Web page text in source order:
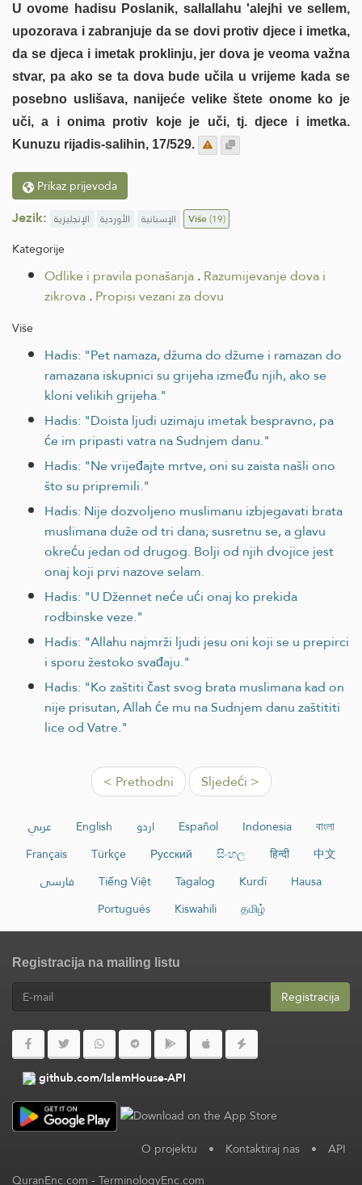
U ovome hadisu Poslanik, sallallahu 'alejhi ve sellem,
upozorava i zabranjuje da se dovi protiv djece i imetka,
da se djeca i imetak proklinju, jer dova je veoma važna
stvar, pa ako se ta dova bude učila u vrijeme kada se
posebno uslišava, nanijeće velike štete onome ko je
uči, a i onima protiv koje je uči, tj. djece i imetka.
Kunuzu rijadis-salihin, 17/529.
Prikaz prijevoda
Jezik: الإنجليزية الأوردية الإسبانية Više(19)
Kategorije
Odlike i pravila ponašanja.Razumijevanje dova i
zikrova.Propisi vezani za dovu
Više
Hadis: "Pet namaza, džuma do džume i ramazan do
ramazana iskupnici su grijeha između njih, ako se
kloni velikih grijeha."
Hadis: "Doista ljudi uzimaju imetak bespravno, pa
će im pripasti vatra na Sudnjem danu."
Hadis: "Ne vrijeđajte mrtve, oni su zaista našli ono
što su pripremili."
Hadis: Nije dozvoljeno muslimanu izbjegavati brata
muslimana duže od tri dana; susretnu se, a glavu
okreću jedan od drugog. Bolji od njih dvojice jest
onaj koji prvi nazove selam.
Hadis: "U Džennet neće ući onaj ko prekida
rodbinske veze."
Hadis: "Allahu najmrži ljudi jesu oni koji se u prepirci
i sporu žestoko svađaju."
Hadis: "Ko zaštiti čast svog brata muslimana kad on
nije prisutan, Allah će mu na Sudnjem danu zaštititi
lice od Vatre."
< Prethodni Sljedeći >
عربي English اردو Español Indonesia
বাংলা
Français
Türkçe Русский සිංහල हिन्दी
中文
فارسی
Tiếng Việt Tagalog Kurdî
Hausa
Português
Kiswahili தமிழ்
Registracija na mailing listu
Registracija
github.com/IslamHouse-API
O projektu • Kontaktiraj nas • API
QuranEnc.com-TerminologyEnc.com